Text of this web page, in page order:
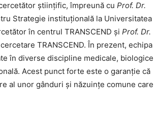
ştiinţific, împreună cu Prof. Dr.
Strategie instituţională la Universitatea
în centrul TRANSCEND şi Prof. Dr.
TRANSCEND. În prezent, echipa
în diverse discipline medicale, biologice
Acest punct forte este o garanţie că
al unor gânduri şi năzuinţe comune care